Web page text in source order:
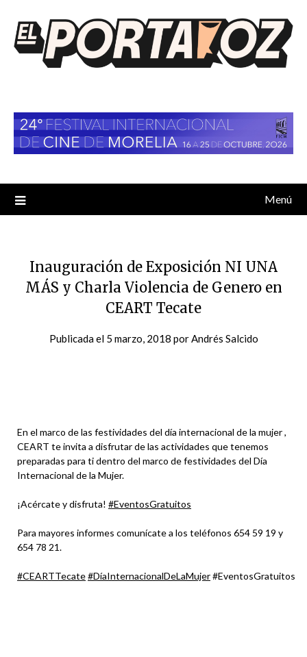
contenido
Menú
Inauguración de Exposición NI UNA
MÁS y Charla Violencia de Genero en
CEART Tecate
Publicada el 5 marzo, 2018 porAndrés Salcido
En el marco de las festividades del día internacional de la mujer ,
CEART te invita a disfrutar de las actividades que tenemos
preparadas para ti dentro del marco de festividades del Día
Internacional de la Mujer.
¡Acércate y disfruta! #EventosGratuitos
Para mayores informes comunícate a los teléfonos 654 59 19 y
654 78 21.
#CEARTTecate#DíaInternacionalDeLaMujer#EventosGratuitos